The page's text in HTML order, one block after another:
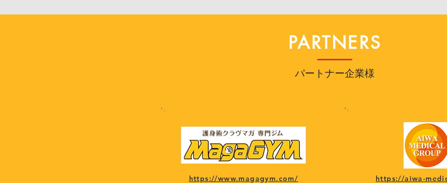
PARTNERS
パートナー企業様
https://www.magagym.com/ https://aiwa-